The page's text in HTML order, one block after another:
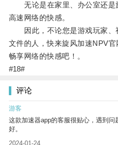
无论是在家里、办公室还是
高速网络的快感。
因此，不论您是游戏玩家、
文件的人，快来旋风加速NPV
畅享网络的快感吧！。
#18#
评论
游客
这款加速器app的客服很贴心，遇到
好。
2024-01-24